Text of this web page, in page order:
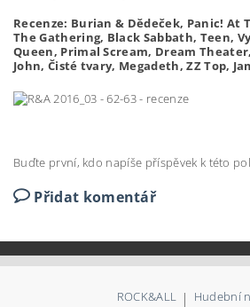
Recenze: Burian & Dědeček, Panic! At
The Gathering, Black Sabbath, Teen,
Queen, Primal Scream, Dream
John, Čisté tvary, Megadeth, ZZ Top,
Buďte první, kdo napíše příspěvek k této
Přidat komentář
ROCK&ALL | Hudební